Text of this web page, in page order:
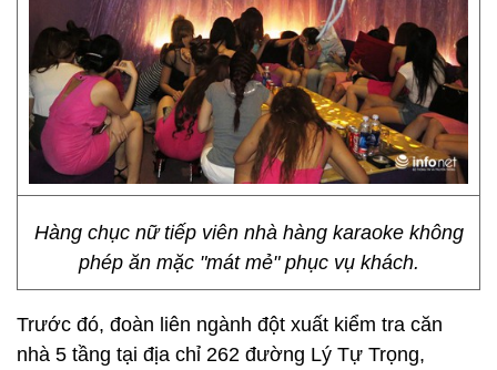
Hàng chục nữ tiếp viên nhà hàng karaoke không
phép ăn mặc "mát mẻ" phục vụ khách.
Trước đó, đoàn liên ngành đột xuất kiểm tra căn
nhà 5 tầng tại địa chỉ 262 đường Lý Tự Trọng,